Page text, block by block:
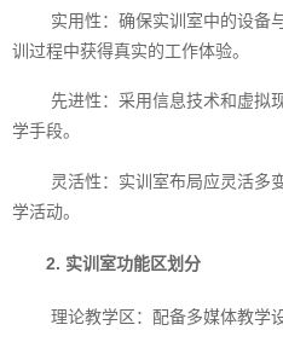
实用性：确保实训室中的设备
训过程中获得真实的工作体验。
先进性：采用信息技术和虚拟
学手段。
灵活性：实训室布局应灵活多
学活动。
2. 实训室功能区划分
理论教学区：配备多媒体教学